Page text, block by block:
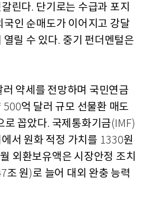
린다. 단기로는 수급과 포지
국인 순매도가 이어지고 강달
열릴 수 있다. 중기 펀더멘털은
러 약세를 전망하며 국민연금
500억 달러 규모 선물환 매도
로 꼽았다. 국제통화기금(IMF)
서 원화 적정 가치를 1330원
월 외환보유액은 시장안정 조치
조 원 )로 늘어 대외 완충 능력